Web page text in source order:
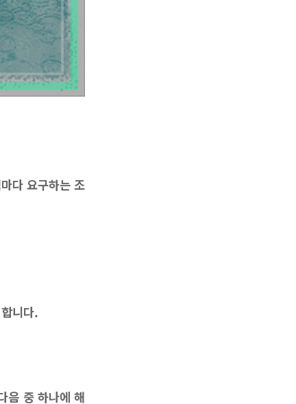
다 요구하는 조
니다.
음 중 하나에 해